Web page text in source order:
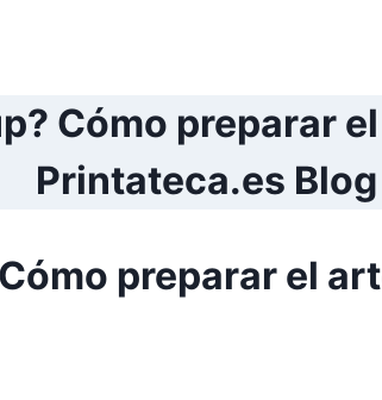
Cómo preparar
Printateca.es Blog
preparar el